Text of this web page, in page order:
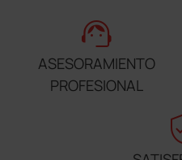
support_agent
ASESORAMIENTO
PROFESIONAL